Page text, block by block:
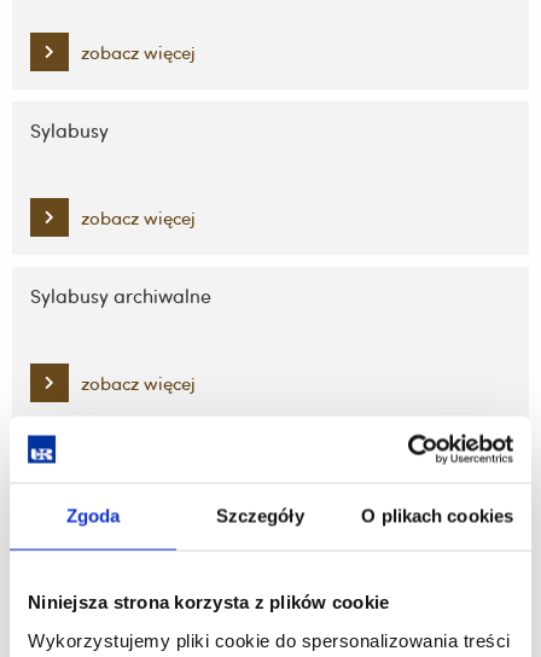
Zgoda Szczegóły O plikach cookies
Niniejsza strona korzysta z plików cookie
Wykorzystujemy pliki cookie do spersonalizowania treści
zobacz więcej
Sylabusy
zobacz więcej
Sylabusy archiwalne
zobacz więcej
Rozkłady zajęć
zobacz więcej